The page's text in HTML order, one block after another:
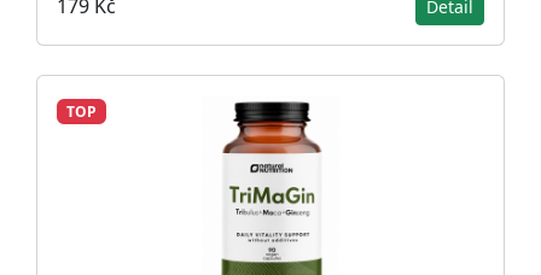
179 Kč Detail
TOP